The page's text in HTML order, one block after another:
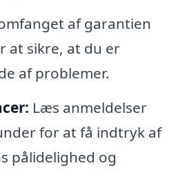
af garantien
at sikre, at du er
af problemer.
Læs anmeldelser
for at få indtryk af
pålidelighed og